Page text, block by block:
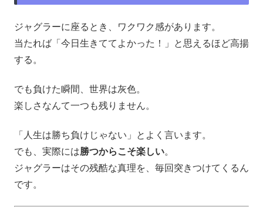
ジャグラーに座るとき、ワクワク感があります。
当たれば「今日生きててよかった！」と思えるほど高揚
する。
でも負けた瞬間、世界は灰色。
楽しさなんて一つも残りません。
「人生は勝ち負けじゃない」とよく言います。
でも、実際には勝つからこそ楽しい。
ジャグラーはその残酷な真理を、毎回突きつけてくるん
です。